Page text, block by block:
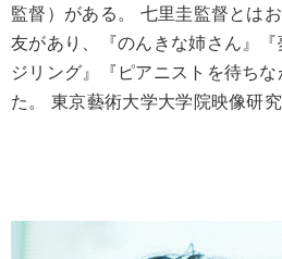
監督）がある。 七里圭監督とは
友があり、『のんきな姉さん』
ジリング』『ピアニストを待ち
た。 東京藝術大学大学院映像研